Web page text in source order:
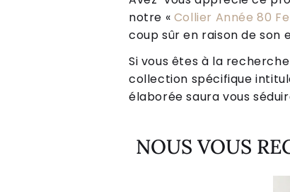
notre « Collier Année 80
coup sûr en raison de
Si vous êtes à la
collection spécifique
élaborée saura vous
NOUS VOUS